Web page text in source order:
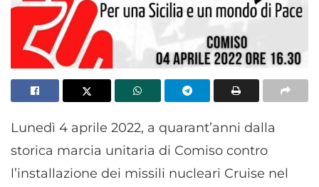
Lunedì 4 aprile 2022, a quarant’anni dalla
storica marcia unitaria di Comiso contro
l’installazione dei missili nucleari Cruise nel